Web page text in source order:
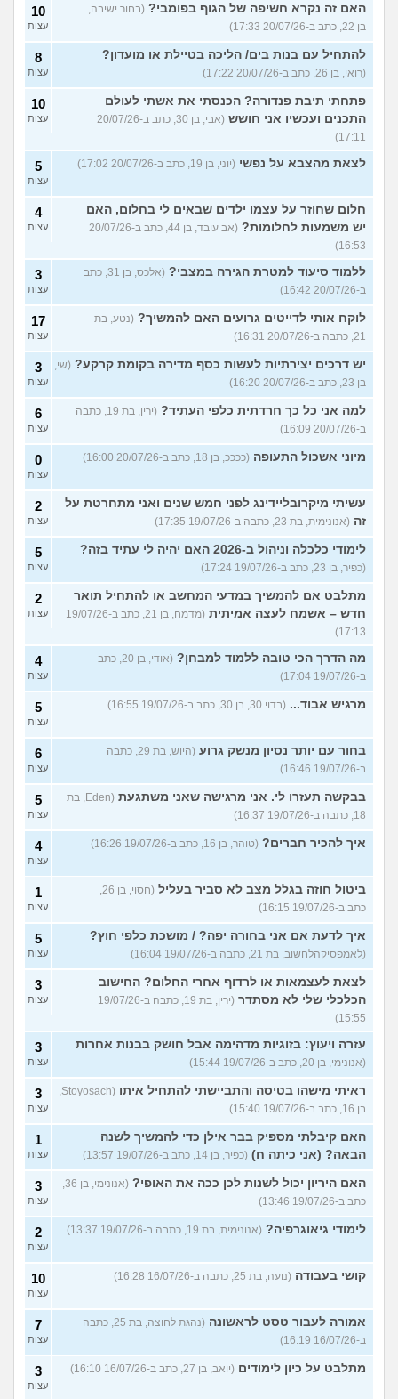
האם זה נקרא חשיפה של הגוף בפומבי? (בחור ישיבה,
בן 22, כתב ב-20/07/26 17:33)
10
עצות
להתחיל עם בנות בים/ הליכה בטיילת או מועדון?
(רואי, בן 26, כתב ב-20/07/26 17:22)
8
עצות
פתחתי תיבת פנדורה? הכנסתי את אשתי לעולם
התכנים ועכשיו אני חושש
(אבי, בן 30, כתב ב-20/07/26
17:11)
10
עצות
לצאת מהצבא על נפשי (יוני, בן 19, כתב ב-20/07/26 17:02) 5
עצות
חלום שחוזר על עצמו ילדים שבאים לי בחלום, האם
יש משמעות לחלומות?
(אב עובד, בן 44, כתב ב-20/07/26
16:53)
4
עצות
ללמוד סיעוד למטרת הגירה במצבי?
(אלכס, בן 31, כתב
ב-20/07/26 16:42)
3
עצות
לוקח אותי לדייטים גרועים האם להמשיך? (נטע, בת
21, כתבה ב-20/07/26 16:31)
17
עצות
יש דרכים יצירתיות לעשות כסף מדירה בקומת קרקע? (שי,
בן 23, כתב ב-20/07/26 16:20)
3
עצות
למה אני כל כך חרדתית כלפי העתיד?
(ירין, בת 19, כתבה
ב-20/07/26 16:09)
6
עצות
מיוני אשכול התעופה (ככככ, בן 18, כתב ב-20/07/26 16:00) 0
עצות
עשיתי מיקרובליידינג לפני חמש שנים ואני מתחרטת על
זה (אנונימית, בת 23, כתבה ב-19/07/26 17:35)
2
עצות
לימודי כלכלה וניהול ב-2026 האם יהיה לי עתיד בזה?
(כפיר, בן 23, כתב ב-19/07/26 17:24)
5
עצות
מתלבט אם להמשיך במדעי המחשב או להתחיל תואר
חדש – אשמח לעצה אמיתית
(מדמח, בן 21, כתב ב-19/07/26
17:13)
2
עצות
מה הדרך הכי טובה ללמוד למבחן?
(אודי, בן 20, כתב
ב-19/07/26 17:04)
4
עצות
מרגיש אבוד... (בדוי 30, בן 30, כתב ב-19/07/26 16:55) 5
עצות
בחור עם יותר נסיון מנשק גרוע
(היוש, בת 29, כתבה
ב-19/07/26 16:46)
6
עצות
בבקשה תעזרו לי. אני מרגישה שאני משתגעת
(Eden, בת
18, כתבה ב-19/07/26 16:37)
5
עצות
איך להכיר חברים? (טוהר, בן 16, כתב ב-19/07/26 16:26) 4
עצות
ביטול חוזה בגלל מצב לא סביר בעליל
כתב ב-19/07/26 16:15)
1
עצות
איך לדעת אם אני בחורה יפה? / מושכת כלפי חוץ?
(לאמפסיקהלחשוב, בת 21, כתבה ב-19/07/26 16:04)
5
עצות
לצאת לעצמאות או לרדוף אחרי החלום? החישוב
הכלכלי שלי לא מסתדר
(ירין, בת 19, כתבה ב-19/07/26
15:55)
3
עצות
עזרה ויעוץ: בזוגיות מדהימה אבל חושק בבנות אחרות
(אנונימי, בן 20, כתב ב-19/07/26 15:44)
3
עצות
ראיתי מישהו בטיסה והתביישתי להתחיל איתו
בן 16, כתב ב-19/07/26 15:40)
3
עצות
האם קיבלתי מספיק בבר אילן כדי להמשיך לשנה
הבאה? (אני כיתה ח) (כפיר, בן 14, כתב ב-19/07/26 13:57)
1
עצות
האם היריון יכול לשנות לכן ככה את האופי?
כתב ב-19/07/26 13:46)
3
עצות
לימודי גיאוגרפיה? (אנונימית, בת 19, כתבה ב-19/07/26 13:37) 2
עצות
קושי בעבודה (נועה, בת 25, כתבה ב-16/07/26 16:28) 10
עצות
אמורה לעבור טסט לראשונה
(נהגת לחוצה, בת 25, כתבה
ב-16/07/26 16:19)
7
עצות
מתלבט על כיון לימודים (יואב, בן 27, כתב ב-16/07/26 16:10) 3
עצות